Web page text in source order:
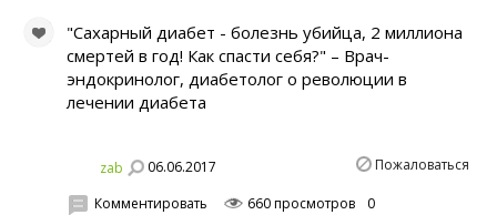
"Сахарный диабет - болезнь убийца, 2 миллиона
смертей в год! Как спасти себя?" – Врач-
эндокринолог, диабетолог о революции в
лечении диабета
zab 06.06.2017 Пожаловаться
Комментировать 660 просмотров 0